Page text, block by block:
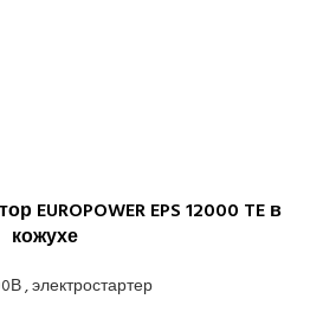
EUROPOWER EPS 12000 TE в
кожухе
, электростартер